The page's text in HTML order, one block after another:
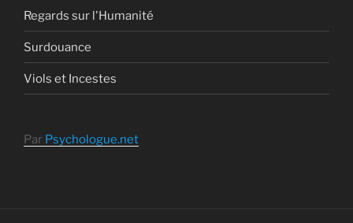
Regards sur l'Humanité
Surdouance
Viols et Incestes
Par Psychologue.net